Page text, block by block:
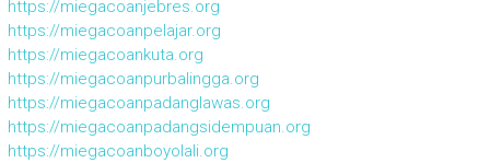
https://miegacoanjebres.org
https://miegacoanpelajar.org
https://miegacoankuta.org
https://miegacoanpurbalingga.org
https://miegacoanpadanglawas.org
https://miegacoanpadangsidempuan.org
https://miegacoanboyolali.org